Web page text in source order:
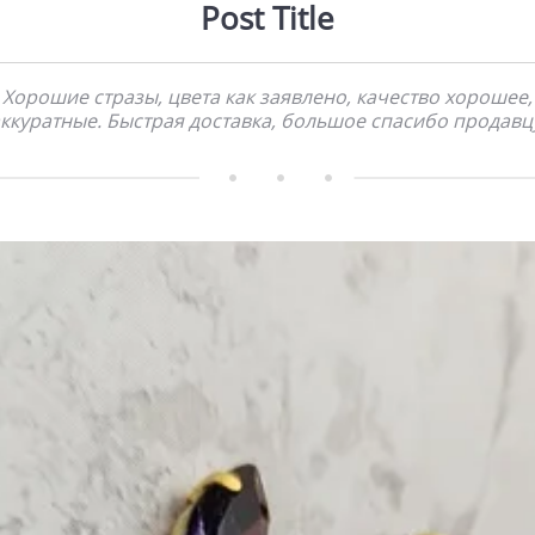
Post Title
Хорошие стразы, цвета как заявлено, качество хорошее,
Быстрая доставка, большое спасибо